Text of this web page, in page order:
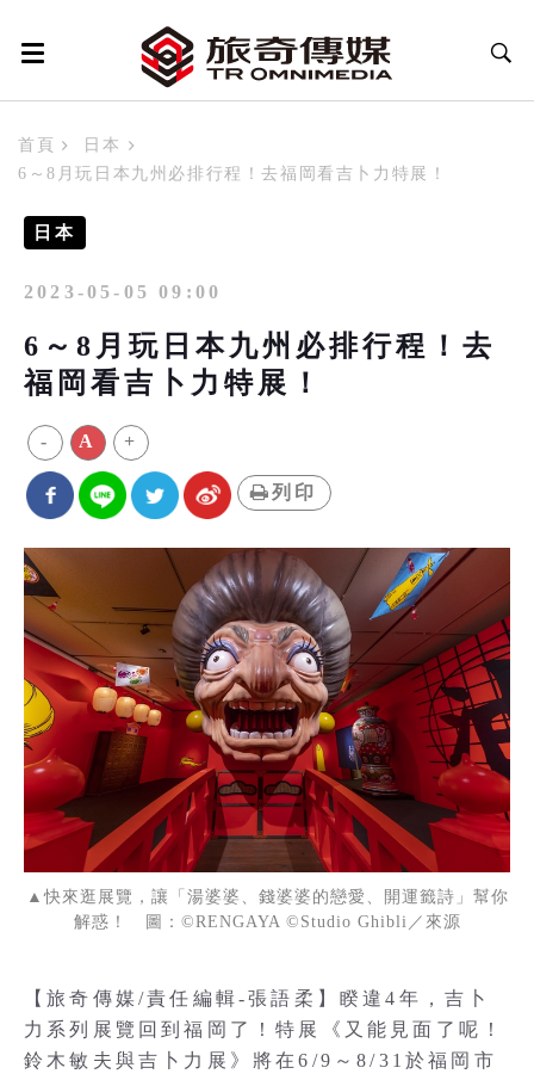
首頁
日本
6～8月玩日本九州必排行程！去福岡看吉卜力特展！
日本
2023-05-05 09:00
6～8月玩日本九州必排行程！去
福岡看吉卜力特展！
- A +
列印
▲快來逛展覽，讓「湯婆婆、錢婆婆的戀愛、開運籤詩」幫你
解惑！ 圖：©RENGAYA ©Studio Ghibli／來源
【旅奇傳媒/責任編輯-張語柔】睽違4年，吉卜
力系列展覽回到福岡了！特展《又能見面了呢！
鈴木敏夫與吉卜力展》將在6/9～8/31於福岡市